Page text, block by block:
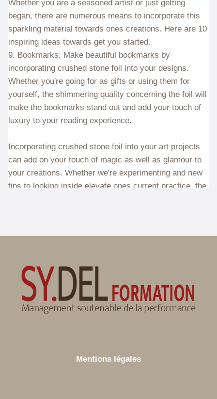
Mentions légales